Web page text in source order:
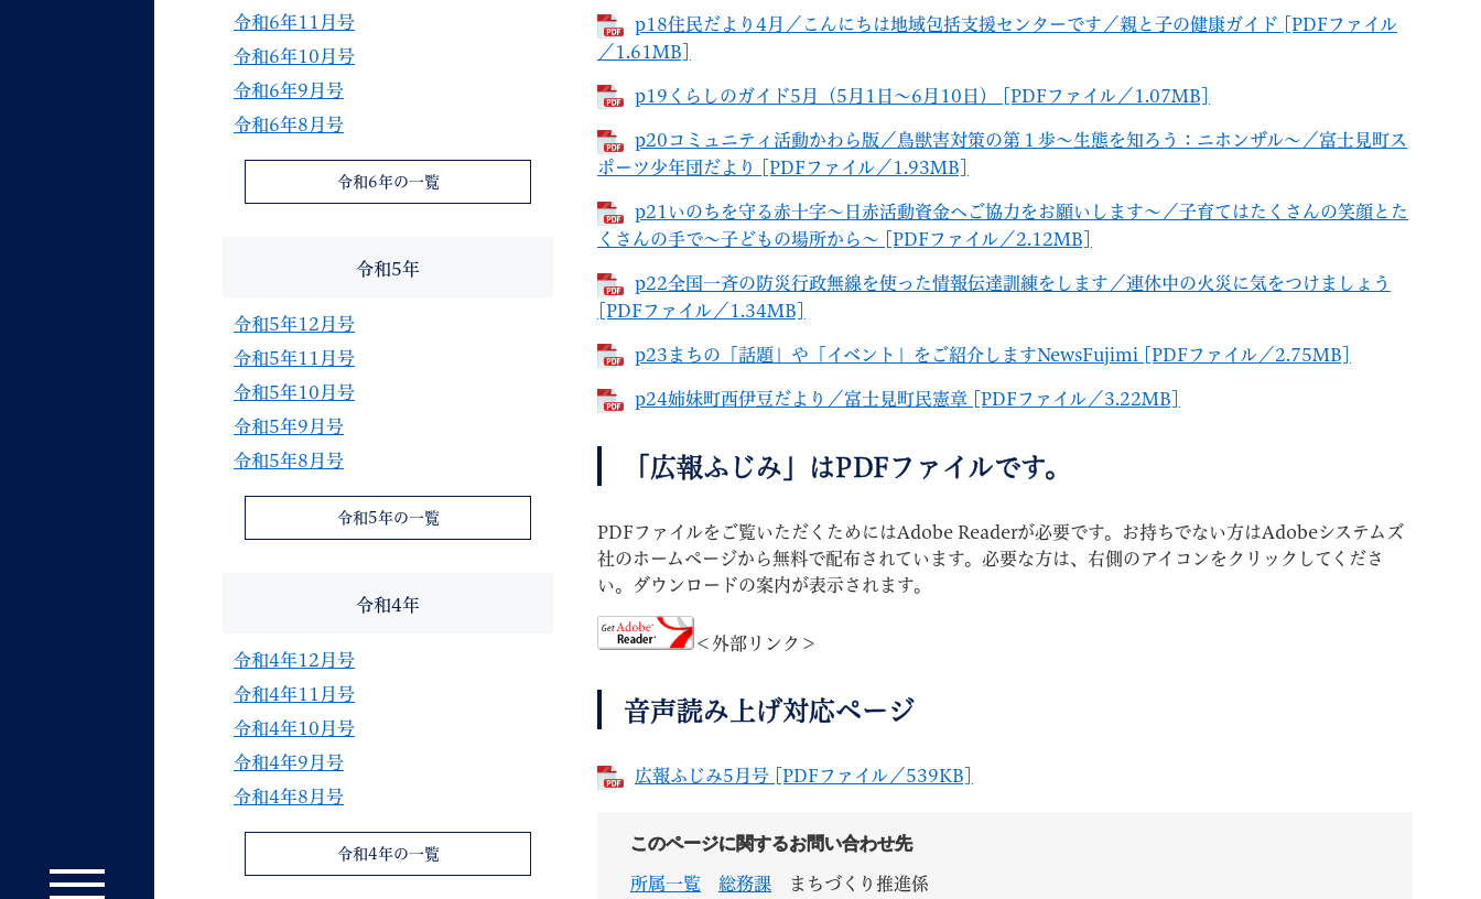
p18住民だより4月／こんにちは地域包括支援センターです／親と子の健康ガイド [PDFファイル
／1.61MB]
p19くらしのガイド5月（5月1日～6月10日） [PDFファイル／1.07MB]
p20コミュニティ活動かわら版／鳥獣害対策の第１歩～生態を知ろう：ニホンザル～／富士見町ス
ポーツ少年団だより [PDFファイル／1.93MB]
p21いのちを守る赤十字～日赤活動資金へご協力をお願いします～／子育てはたくさんの笑顔とた
くさんの手で～子どもの場所から～ [PDFファイル／2.12MB]
p22全国一斉の防災行政無線を使った情報伝達訓練をします／連休中の火災に気をつけましょう
[PDFファイル／1.34MB]
p23まちの「話題」や「イベント」をご紹介しますNewsFujimi [PDFファイル／2.75MB]
p24姉妹町西伊豆だより／富士見町民憲章 [PDFファイル／3.22MB]
「広報ふじみ」はPDFファイルです。
PDFファイルをご覧いただくためにはAdobe Readerが必要です。お持ちでない方はAdobeシステムズ
社のホームページから無料で配布されています。必要な方は、右側のアイコンをクリックしてくださ
い。ダウンロードの案内が表示されます。
＜外部リンク＞
音声読み上げ対応ページ
広報ふじみ5月号 [PDFファイル／539KB]
このページに関するお問い合わせ先
所属一覧 総務課 まちづくり推進係
令和6年11月号
令和6年10月号
令和6年9月号
令和6年8月号
令和6年の一覧
令和5年
令和5年12月号
令和5年11月号
令和5年10月号
令和5年9月号
令和5年8月号
令和5年の一覧
令和4年
令和4年12月号
令和4年11月号
令和4年10月号
令和4年9月号
令和4年8月号
令和4年の一覧